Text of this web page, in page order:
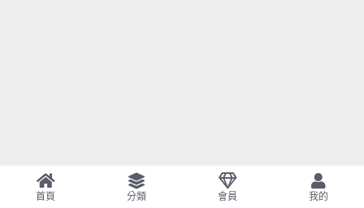
首頁 分類 會員 我的